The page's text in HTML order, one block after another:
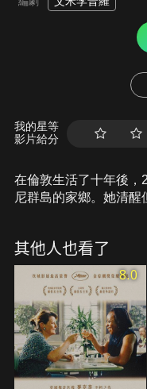
我的星等
影片給分
在倫敦生活了十年後，
尼群島的家鄉。她清醒
透羅娜的衣服，羅娜內
的自信。
其他人也看了
8.0